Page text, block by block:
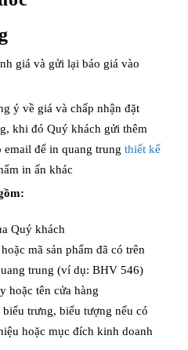
giá và gửi lại báo giá vào
ý về giá và chấp nhận đặt
khi đó Quý khách gửi thêm
để in quang trung thiết kế
in ấn khác
Quý khách
mã sản phẩm đã có trên
trung (ví dụ: BHV 546)
hoặc tên cửa hàng
trưng, biểu tượng nếu có
hoặc mục đích kinh doanh